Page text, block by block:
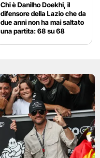
Chi è Danilho Doekhi, il
difensore della Lazio che da
due anni non ha mai saltato
una partita: 68 su 68